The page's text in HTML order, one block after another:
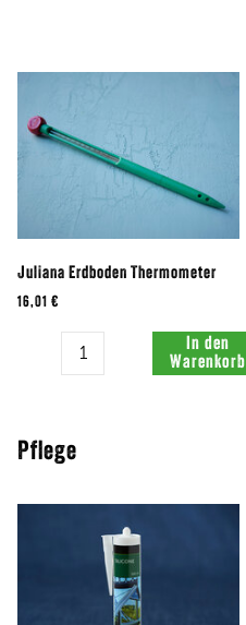
Juliana Erdboden Thermometer
16,01 €
Menge:
In den
Warenkorb
Pflege